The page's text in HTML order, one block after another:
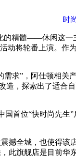
时
的精髓——休闲这一
动将轮番上演。作
求”，阿仕顿相关
，探索出了适合
首位“快时尚先生”
撼全城，也使得该
此旗舰店是目前华